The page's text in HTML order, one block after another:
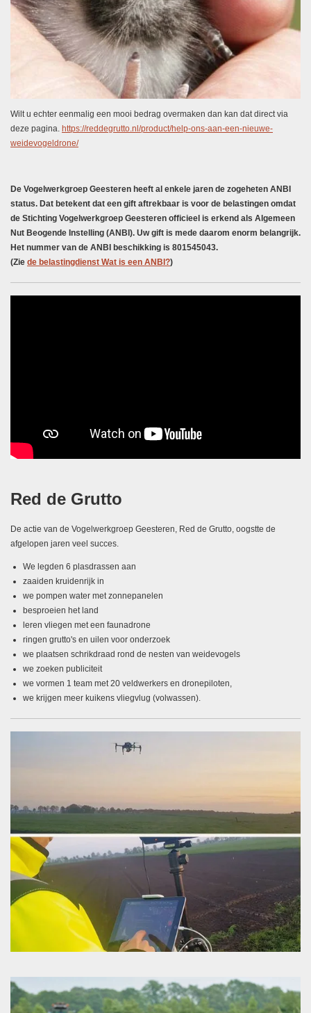
Wilt u echter eenmalig een mooi bedrag overmaken dan kan dat direct via
deze pagina. https://reddegrutto.nl/product/help-ons-aan-een-nieuwe-
weidevogeldrone/
De Vogelwerkgroep Geesteren heeft al enkele jaren de zogeheten ANBI
status. Dat betekent dat een gift aftrekbaar is voor de belastingen omdat
de Stichting Vogelwerkgroep Geesteren officieel is erkend als Algemeen
Nut Beogende Instelling (ANBI). Uw gift is mede daarom enorm belangrijk.
Het nummer van de ANBI beschikking is 801545043.
(Zie de belastingdienst Wat is een ANBI?)
Red de Grutto
De actie van de Vogelwerkgroep Geesteren, Red de Grutto, oogstte de
afgelopen jaren veel succes.
We legden 6 plasdrassen aan
zaaiden kruidenrijk in
we pompen water met zonnepanelen
besproeien het land
leren vliegen met een faunadrone
ringen grutto's en uilen voor onderzoek
we plaatsen schrikdraad rond de nesten van weidevogels
we zoeken publiciteit
we vormen 1 team met 20 veldwerkers en dronepiloten,
we krijgen meer kuikens vliegvlug (volwassen).